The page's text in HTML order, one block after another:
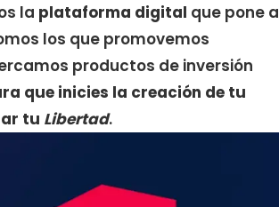
la plataforma digital que pone a
los que promovemos
productos de inversión
que inicies la creación de tu
tu Libertad.